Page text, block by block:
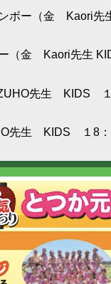
ボー（金 Kaori先
（金 Kaori先生
先生 KIDS １
先生 KIDS １8：1